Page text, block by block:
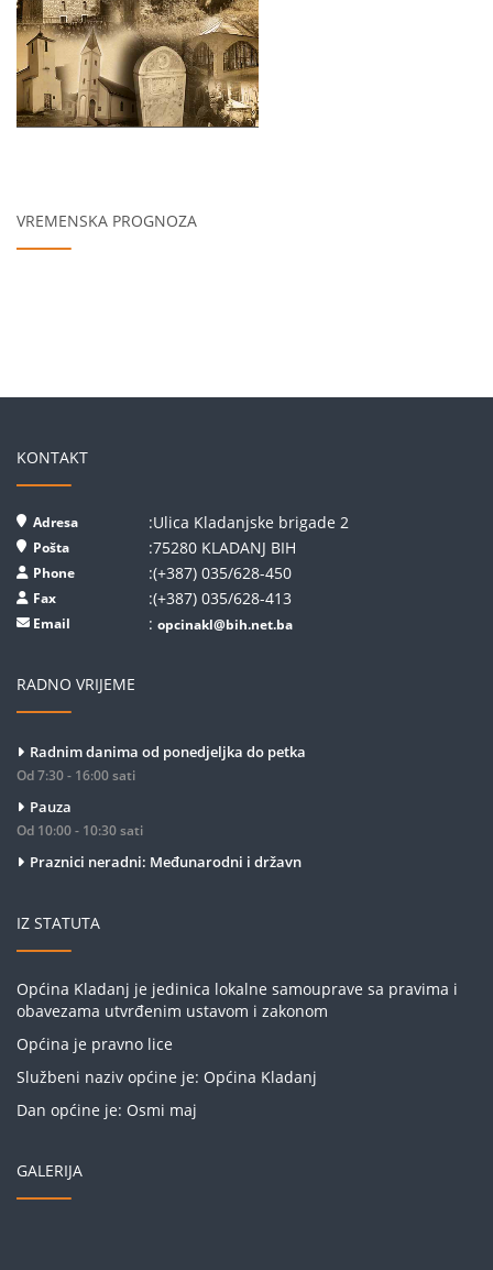
VREMENSKA PROGNOZA
KONTAKT
Adresa :Ulica Kladanjske brigade 2
Pošta :75280 KLADANJ BIH
Phone :(+387) 035/628-450
Fax :(+387) 035/628-413
Email : opcinakl@bih.net.ba
RADNO VRIJEME
Radnim danima od ponedjeljka do petka
Od 7:30 - 16:00 sati
Pauza
Od 10:00 - 10:30 sati
Praznici neradni: Međunarodni i državn
IZ STATUTA
Općina Kladanj je jedinica lokalne samouprave sa pravima i
obavezama utvrđenim ustavom i zakonom
Općina je pravno lice
Službeni naziv općine je: Općina Kladanj
Dan općine je: Osmi maj
GALERIJA